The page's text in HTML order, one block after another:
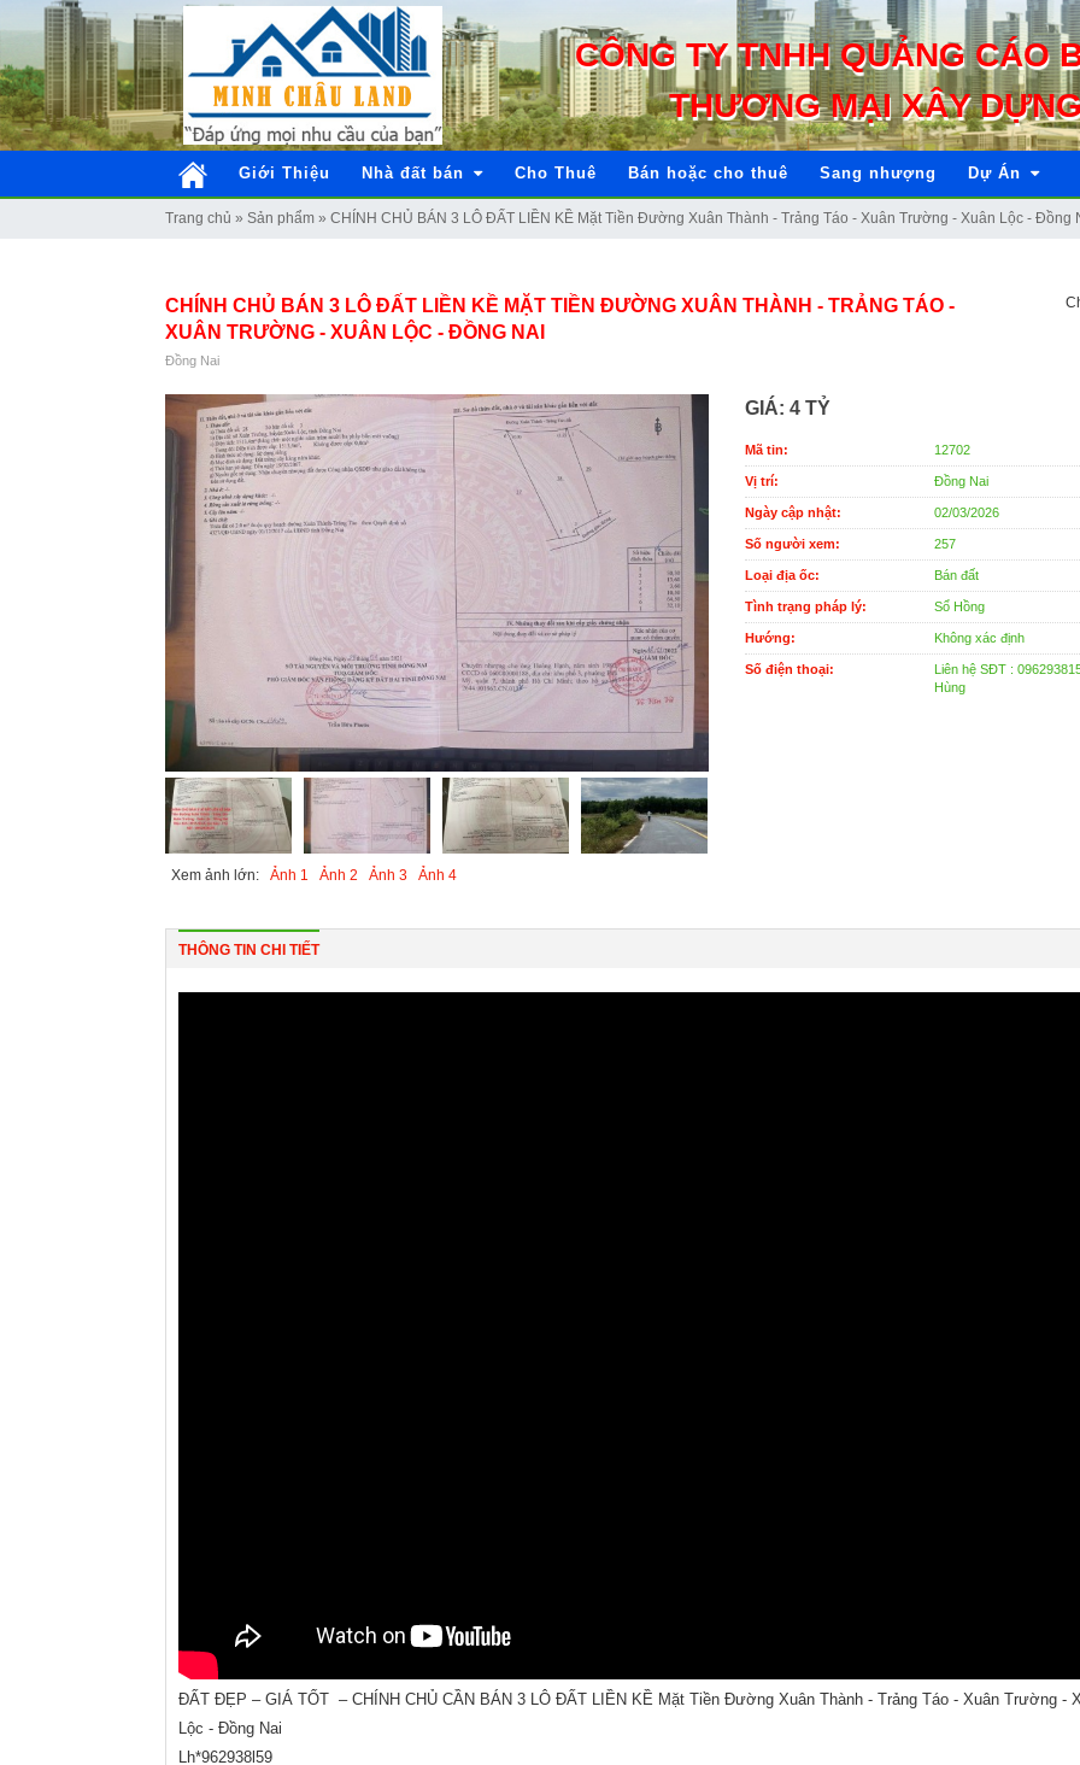
CÔNG TY TNHH QUẢNG CÁO
THƯƠNG MẠI XÂY
Giới Thiệu Nhà đất bán Cho Thuê Bán hoặc cho thuê Sang nhượng Dự Án
Trang chủ » Sản phẩm » CHÍNH CHỦ BÁN 3 LÔ ĐẤT LIỀN KỀ Mặt Tiền Đường Xuân Thành - Trảng Táo - Xuân Trường - Xuân Lộc - Đồng
CHÍNH CHỦ BÁN 3 LÔ ĐẤT LIỀN KỀ MẶT TIỀN ĐƯỜNG XUÂN THÀNH - TRẢNG TÁO -
XUÂN TRƯỜNG - XUÂN LỘC - ĐỒNG NAI
Đồng Nai
Xem ảnh lớn: Ảnh 1 Ảnh 2 Ảnh 3 Ảnh 4
GIÁ: 4 TỶ
Mã tin: 12702
Vị trí: Đồng Nai
Ngày cập nhật: 02/03/2026
Số người xem: 257
Loại địa ốc: Bán đất
Tình trạng pháp lý: Sổ Hồng
Hướng: Không xác định
Số điện thoại:
Liên hệ SĐT :
Hùng
THÔNG TIN CHI TIẾT
ĐẤT ĐẸP – GIÁ TỐT – CHÍNH CHỦ CẦN BÁN 3 LÔ ĐẤT LIỀN KỀ Mặt Tiền Đường Xuân Thành - Trảng Táo - Xuân Trường -
Lộc - Đồng Nai
Lh*962938l59